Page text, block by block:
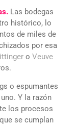
Las bodegas
histórico, lo
de miles de
por esa
o Veuve
o espumantes
Y la razón
los procesos
se cumplan